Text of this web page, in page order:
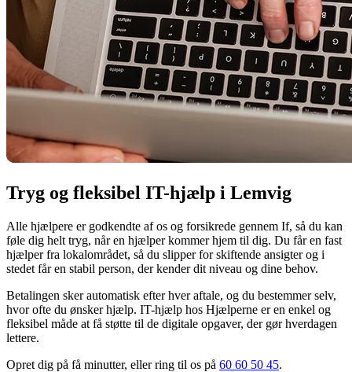
Tryg og fleksibel IT-hjælp i Lemvig
Alle hjælpere er godkendte af os og forsikrede gennem If, så du kan
føle dig helt tryg, når en hjælper kommer hjem til dig. Du får en fast
hjælper fra lokalområdet, så du slipper for skiftende ansigter og i
stedet får en stabil person, der kender dit niveau og dine behov.
Betalingen sker automatisk efter hver aftale, og du bestemmer selv,
hvor ofte du ønsker hjælp. IT-hjælp hos Hjælperne er en enkel og
fleksibel måde at få støtte til de digitale opgaver, der gør hverdagen
lettere.
Opret dig på få minutter, eller ring til os på 60 60 50 45.